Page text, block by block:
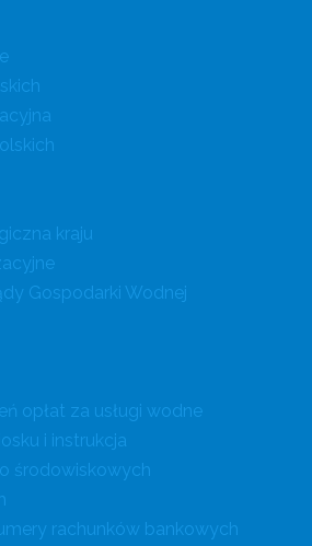
kraju
Gospodarki Wodnej
opłat za usługi wodne
i instrukcja
środowiskowych
rachunków bankowych